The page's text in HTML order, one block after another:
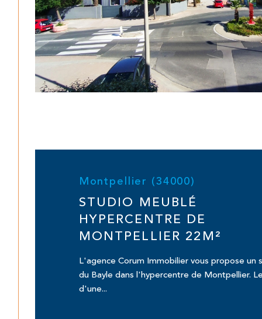
Montpellier (34000)
STUDIO MEUBLÉ
HYPERCENTRE DE
MONTPELLIER 22M²
L'agence Corum Immobilier vous propose un
du Bayle dans l'hypercentre de Montpellier.
d'une...